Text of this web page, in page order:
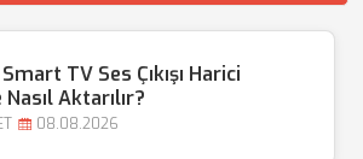
TV Ses Çıkışı Harici
Aktarılır?
08.08.2026